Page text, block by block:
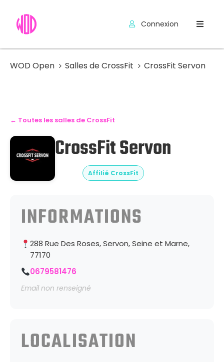
Hyrox
Outils
Codes
Connexion
WOD Open Salles de CrossFit CrossFit Servon
← Toutes les salles de CrossFit
CrossFit Servon
Affilié CrossFit
INFORMATIONS
288 Rue Des Roses, Servon, Seine et Marne,
77170
0679581476
Email non renseigné
LOCALISATION